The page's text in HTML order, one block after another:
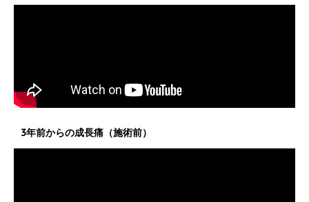
3年前からの成長痛（施術前）